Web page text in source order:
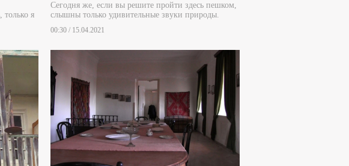
только я
Сегодня же, если вы решите пройти здесь пешком,
слышны только удивительные звуки природы.
00:30 / 15.04.2021